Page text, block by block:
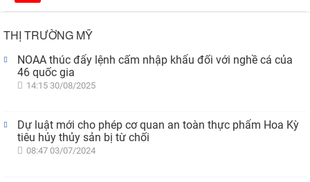
THỊ TRƯỜNG MỸ
NOAA thúc đẩy lệnh cấm nhập khẩu đối với nghề cá của
46 quốc gia
14:15 30/08/2025
Dự luật mới cho phép cơ quan an toàn thực phẩm Hoa Kỳ
tiêu hủy thủy sản bị từ chối
08:47 03/07/2024